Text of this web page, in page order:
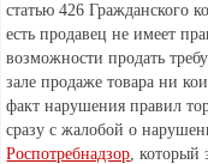
статью 426 Гражданского
есть продавец не имеет
возможности продать
зале продаже товара ни
факт нарушения правил
сразу с жалобой о
Роспотребнадзор, который